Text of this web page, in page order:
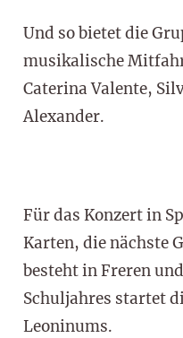
Und so bietet die
musikalische
Caterina Valente,
Alexander.
Für das Konzert in
Karten, die nächste
besteht in Freren
Schuljahres startet
Leoninums.